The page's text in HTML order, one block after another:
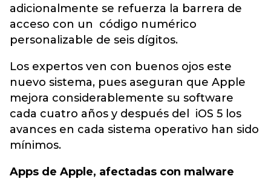
adicionalmente se refuerza la barrera de
acceso con un código numérico
personalizable de seis dígitos.
Los expertos ven con buenos ojos este
nuevo sistema, pues aseguran que Apple
mejora considerablemente su software
cada cuatro años y después del iOS 5 los
avances en cada sistema operativo han sido
mínimos.
Apps de Apple, afectadas con malware